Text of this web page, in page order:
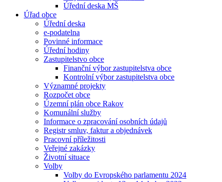
Úřední deska MŠ
Úřad obce
Úřední deska
e-podatelna
Povinné informace
Úřední hodiny
Zastupitelstvo obce
Finanční výbor zastupitelstva obce
Kontrolní výbor zastupitelstva obce
Významné projekty
Rozpočet obce
Územní plán obce Rakov
Komunální služby
Informace o zpracování osobních údajů
Registr smluv, faktur a objednávek
Pracovní příležitosti
Veřejné zakázky
Životní situace
Volby
Volby do Evropského parlamentu 2024